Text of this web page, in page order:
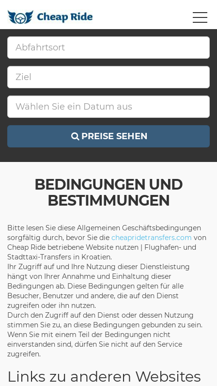
PREISE SEHEN
BEDINGUNGEN UND
BESTIMMUNGEN
Bitte lesen Sie diese Allgemeinen Geschäftsbedingungen
sorgfältig durch, bevor Sie die cheapridetransfers.com von
Cheap Ride betriebene Website nutzen | Flughafen- und
Stadttaxi-Transfers in Kroatien.
Ihr Zugriff auf und Ihre Nutzung dieser Dienstleistung
hängt von Ihrer Annahme und Einhaltung dieser
Bedingungen ab. Diese Bedingungen gelten für alle
Besucher, Benutzer und andere, die auf den Dienst
zugreifen oder ihn nutzen.
Durch den Zugriff auf den Dienst oder dessen Nutzung
stimmen Sie zu, an diese Bedingungen gebunden zu sein.
Wenn Sie mit einem Teil der Bedingungen nicht
einverstanden sind, dürfen Sie nicht auf den Service
zugreifen.
Links zu anderen Websites